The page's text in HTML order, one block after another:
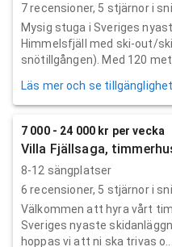
7recensioner, 5 stjärnor i
Mysig stuga i Sveriges
Himmelsfjäll med ski-out/
snötillgången). Med 120
Läs mer och se
7 000 - 24 000 kr per vecka
Villa Fjällsaga,
8-12 sängplatser
6 recensioner, 5 stjärnor i
Välkommen att hyra vårt
Sveriges nyaste
hoppas vi att ni ska trivas o...